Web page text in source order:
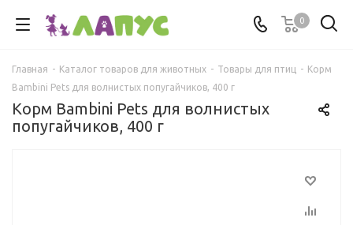
0
Главная - Каталог товаров для животных - Товары для птиц - Корм
Bambini Pets для волнистых попугайчиков, 400 г
Корм Bambini Pets для волнистых
попугайчиков, 400 г